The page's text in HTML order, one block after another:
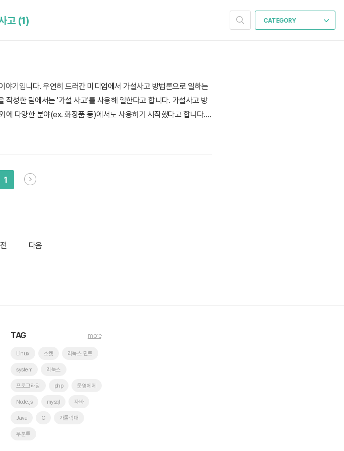
CATEGORY
고 (1)
기입니다. 우연히 드러간 미디엄에서 가설사고 방법론으로 일하는
성한 팀에서는 '가설 사고'를 사용해 일한다고 합니다. 가설사고 방
다양한 분야(ex. 화장품 등)에서도 사용하기 시작했다고 합니다.
설정 전략 설정 실행 검증 가설 재설정 조금 더 상세히 알려달라. 만
1
다음
TAG
Linux 소켓 리눅스 민트
system 리눅스
프로그래밍 php 운영체제
Node.js mysql 자바
Java C 가톨릭대
우분투
more